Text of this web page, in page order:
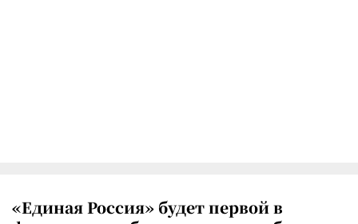
«Единая Россия» будет первой в